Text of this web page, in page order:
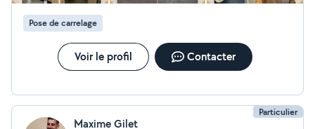
Pose de carrelage
Voir le profil Contacter
Particulier
Maxime Gilet